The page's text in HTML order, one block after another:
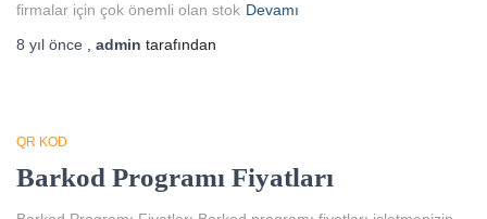
firmalar için çok önemli olan stok Devamı
8 yıl önce admin tarafından
QR KOD
Barkod Programı Fiyatları